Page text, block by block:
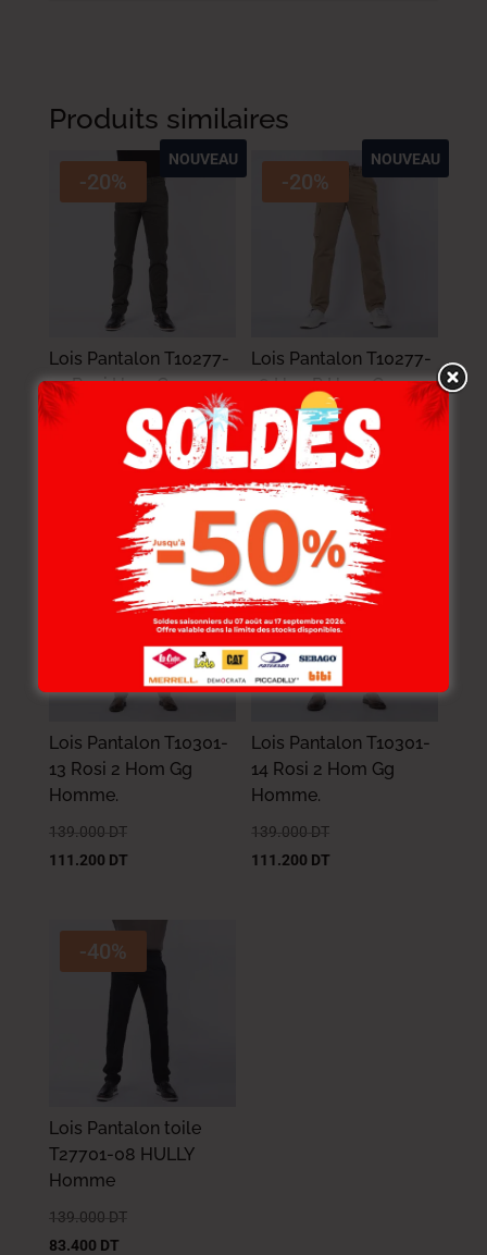
Produits similaires
-20%
NOUVEAU
Lois Pantalon T10277-
10 Rosi Hom Gg
Homme.
-20%
NOUVEAU
Lois Pantalon T10277-
18 H05 P Hom Gg
Homme.
149.000DT
119.200
-20%
NOUVEAU
Lois Pantalon T10301-
13 Rosi 2 Hom Gg
Homme.
139.000 DT
111.200 DT
-20%
NOUVEAU
Lois Pantalon T10301-
14 Rosi 2 Hom Gg
Homme.
139.000 DT
111.200 DT
-40%
Lois Pantalon toile
T27701-08 HULLY
Homme
139.000 DT
83.400 DT